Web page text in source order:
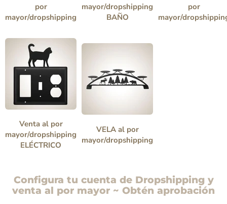
por
mayor/dropshipping
mayor/dropshipping
BAÑO
por
mayor/
Venta al por
mayor/dropshipping
ELÉCTRICO
VELA al por
mayor/dropshipping
Configura tu cuenta de Dropshipping y
venta al por mayor ~ Obtén aprobación